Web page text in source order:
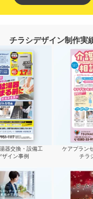
チラシデザイン制作実
器交換・設備工
ザイン事例
ケアプラン
チラ